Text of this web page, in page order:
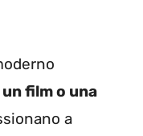
film o una
a